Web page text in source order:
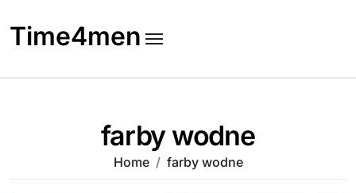
to
content
Time4men
farby wodne
Home farby wodne